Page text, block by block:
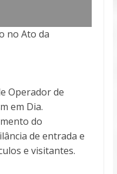
no Ato da
Operador de
em Dia.
do
de entrada e
e visitantes.